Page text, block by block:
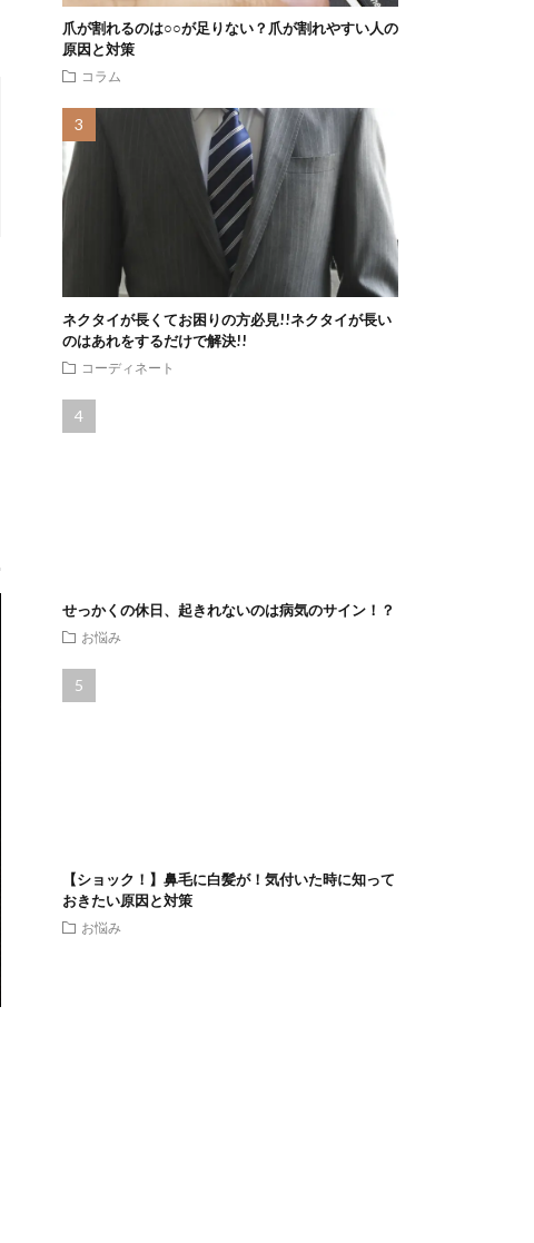
爪が割れるのは○○が足りない？爪が割れやすい人の
原因と対策
コラム
ネクタイが長くてお困りの方必見!!ネクタイが長い
のはあれをするだけで解決!!
コーディネート
せっかくの休日、起きれないのは病気のサイン！？
お悩み
【ショック！】鼻毛に白髪が！気付いた時に知って
おきたい原因と対策
お悩み